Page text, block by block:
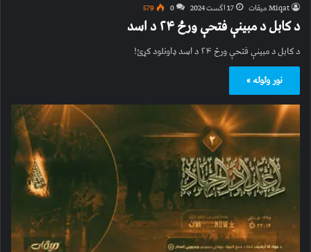
Miqat میقات 17 اگست 2024 0
579
د کابل د مبینې فتحې ورځ ۲۴ د اسد
د کابل د مبینې فتحې ورځ ۲۴ د اسد ډاونلود کړئ!
نور ولوله »